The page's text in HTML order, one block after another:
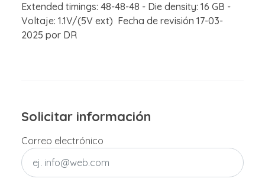
Extended timings: 48-48-48 - Die density: 16 GB -
Voltaje: 1.1V/(5V ext) Fecha de revisión 17-03-
2025 por DR
Solicitar información
Correo electrónico